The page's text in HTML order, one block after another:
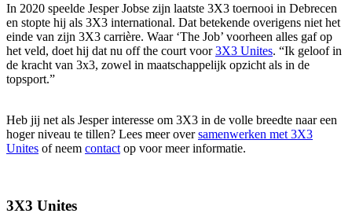
In 2020 speelde Jesper Jobse zijn laatste 3X3 toernooi in Debrecen
en stopte hij als 3X3 international. Dat betekende overigens niet het
einde van zijn 3X3 carrière. Waar ‘The Job’ voorheen alles gaf op
het veld, doet hij dat nu off the court voor3X3 Unites. “Ik geloof in
de kracht van 3x3, zowel in maatschappelijk opzicht als in de
topsport.”
Heb jij net als Jesper interesse om 3X3 in de volle breedte naar een
hoger niveau te tillen? Lees meer oversamenwerken met 3X3
Unites of neem contact op voor meer informatie.
3X3 Unites